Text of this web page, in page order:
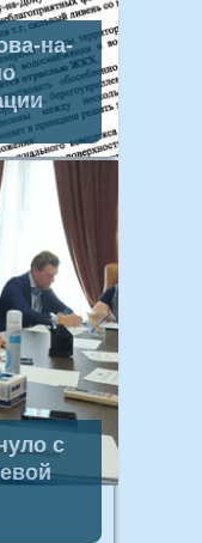
на-
с